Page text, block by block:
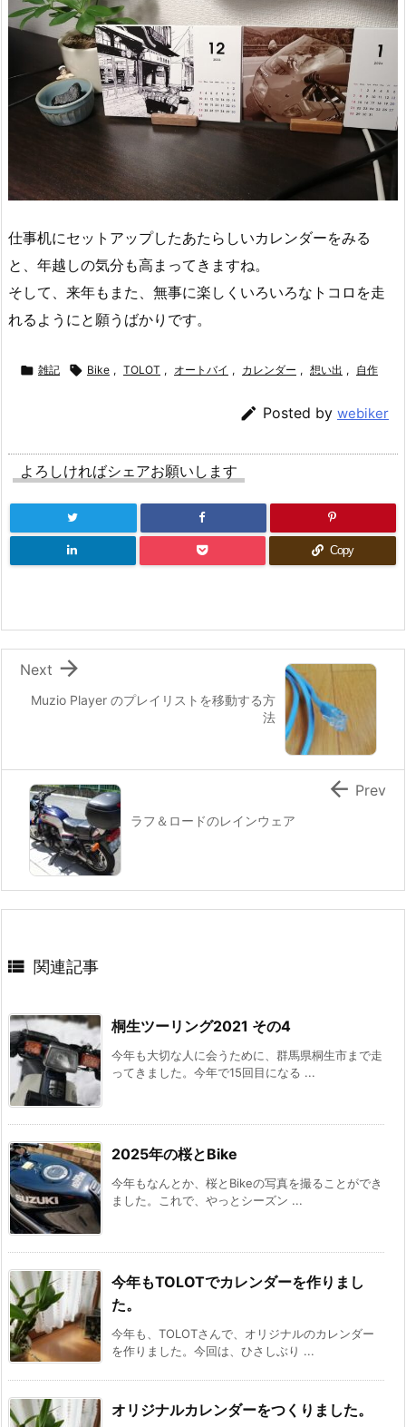
仕事机にセットアップしたあたらしいカレンダーをみる
と、年越しの気分も高まってきますね。
そして、来年もまた、無事に楽しくいろいろなトコロを走
れるようにと願うばかりです。
 雑記  Bike , TOLOT , オートバイ , カレンダー , 想い出 , 自作
 Posted by webiker
よろしければシェアお願いします
Copy
Muzio Player のプレイリストを移動する方
法

Next
ラフ＆ロードのレインウェア
 Prev
 関連記事
桐生ツーリング2021 その4
今年も大切な人に会うために、群馬県桐生市まで走
ってきました。今年で15回目になる ...
2025年の桜とBike
今年もなんとか、桜とBikeの写真を撮ることができ
ました。これで、やっとシーズン ...
今年もTOLOTでカレンダーを作りまし
た。
今年も、TOLOTさんで、オリジナルのカレンダー
を作りました。今回は、ひさしぶり ...
オリジナルカレンダーをつくりました。